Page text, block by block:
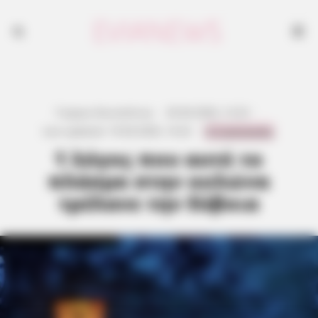
1 λόγος που αυτό το
πλάσμα στην κολώνα
τρέλανε την Εύβοια